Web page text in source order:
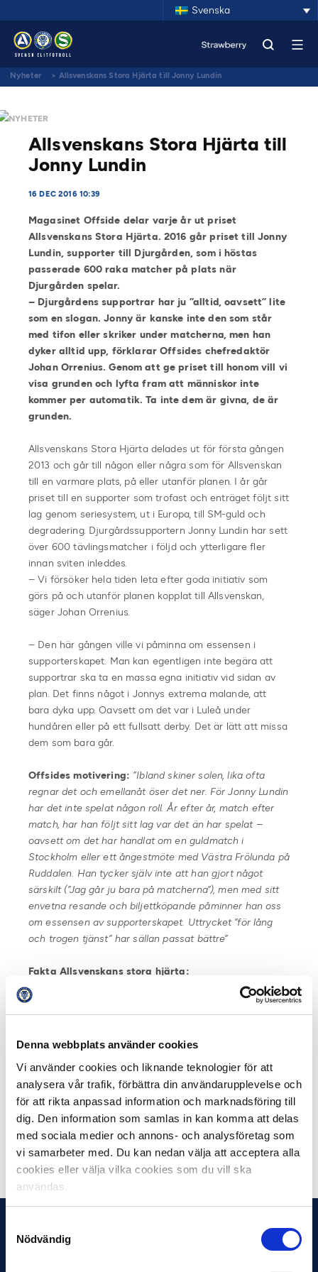
Denna webbplats använder cookies
Vi använder cookies och liknande teknologier för att
analysera vår trafik, förbättra din användarupplevelse och
för att rikta anpassad information och marknadsföring till
dig. Den information som samlas in kan komma att delas
med sociala medier och annons- och analysföretag som
vi samarbeter med. Du kan nedan välja att acceptera alla
cookies eller välja vilka cookies som du vill ska
användas.
Nödvändig
Svenska
Nyheter > Allsvenskans Stora Hjärta till Jonny Lundin
NYHETER
Allsvenskans Stora Hjärta till
Jonny Lundin
16 DEC 2016 10:39
Magasinet Offside delar varje år ut priset
Allsvenskans Stora Hjärta. 2016 går priset till Jonny
Lundin, supporter till Djurgården, som i höstas
passerade 600 raka matcher på plats när
Djurgården spelar.
– Djurgårdens supportrar har ju ”alltid, oavsett” lite
som en slogan. Jonny är kanske inte den som står
med tifon eller skriker under matcherna, men han
dyker alltid upp, förklarar Offsides chefredaktör
Johan Orrenius. Genom att ge priset till honom vill vi
visa grunden och lyfta fram att människor inte
kommer per automatik. Ta inte dem är givna, de är
grunden.
Allsvenskans Stora Hjärta delades ut för första gången
2013 och går till någon eller några som för Allsvenskan
till en varmare plats, på eller utanför planen. I år går
priset till en supporter som trofast och enträget följt sitt
lag genom seriesystem, ut i Europa, till SM-guld och
degradering. Djurgårdssupportern Jonny Lundin har sett
över 600 tävlingsmatcher i följd och ytterligare fler
innan sviten inleddes.
– Vi försöker hela tiden leta efter goda initiativ som
görs på och utanför planen kopplat till Allsvenskan,
säger Johan Orrenius.
– Den här gången ville vi påminna om essensen i
supporterskapet. Man kan egentligen inte begära att
supportrar ska ta en massa egna initiativ vid sidan av
plan. Det finns något i Jonnys extrema malande, att
bara dyka upp. Oavsett om det var i Luleå under
hundåren eller på ett fullsatt derby. Det är lätt att missa
dem som bara går.
Offsides motivering: ”Ibland skiner solen, lika ofta
regnar det och emellanåt öser det ner. För Jonny Lundin
har det inte spelat någon roll. År efter år, match efter
match, har han följt sitt lag var det än har spelat –
oavsett om det har handlat om en guldmatch i
Stockholm eller ett ångestmöte med Västra Frölunda på
Ruddalen. Han tycker själv inte att han gjort något
särskilt (”Jag går ju bara på matcherna”), men med sitt
envetna resande och biljettköpande påminner han oss
om essensen av supporterskapet. Uttrycket ”för lång
och trogen tjänst” har sällan passat bättre”
Fakta Allsvenskans stora hjärta:
Delas ut av Fotbollsmagasinet Offside. Priset startades
2013 och är en del av Allsvenskans Stora Pris.
2013 Mohammed Ali Khan
2014 BP-supportern Anders Ungh
2015 De Allsvenska supportrar som bistått flyktingar
under säsongen
2016 DIF-supportern Jonny Lundin
Dela på Facebook Dela på Twitter